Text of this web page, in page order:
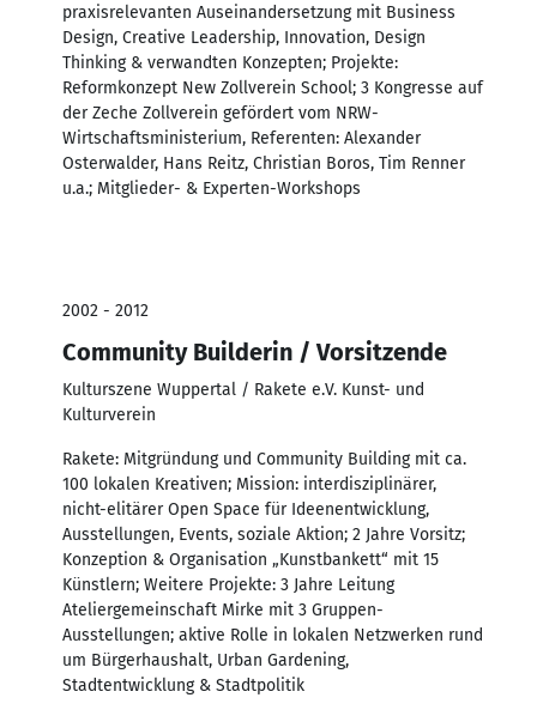
praxisrelevanten Auseinandersetzung mit Business
Design, Creative Leadership, Innovation, Design
Thinking & verwandten Konzepten; Projekte:
Reformkonzept New Zollverein School; 3 Kongresse auf
der Zeche Zollverein gefördert vom NRW-
Wirtschaftsministerium, Referenten: Alexander
Osterwalder, Hans Reitz, Christian Boros, Tim Renner
u.a.; Mitglieder- & Experten-Workshops
2002 - 2012
Community Builderin / Vorsitzende
Kulturszene Wuppertal / Rakete e.V. Kunst- und
Kulturverein
Rakete: Mitgründung und Community Building mit ca.
100 lokalen Kreativen; Mission: interdisziplinärer,
nicht-elitärer Open Space für Ideenentwicklung,
Ausstellungen, Events, soziale Aktion; 2 Jahre Vorsitz;
Konzeption & Organisation „Kunstbankett“ mit 15
Künstlern; Weitere Projekte: 3 Jahre Leitung
Ateliergemeinschaft Mirke mit 3 Gruppen-
Ausstellungen; aktive Rolle in lokalen Netzwerken rund
um Bürgerhaushalt, Urban Gardening,
Stadtentwicklung & Stadtpolitik